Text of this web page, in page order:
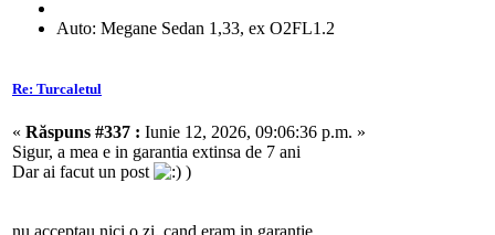
Auto: Megane Sedan 1,33, ex O2FL1.2
Re: Turcaletul
« Răspuns #337 : Iunie 12, 2026, 09:06:36 p.m. »
Sigur, a mea e in garantia extinsa de 7 ani
Dar ai facut un post
)